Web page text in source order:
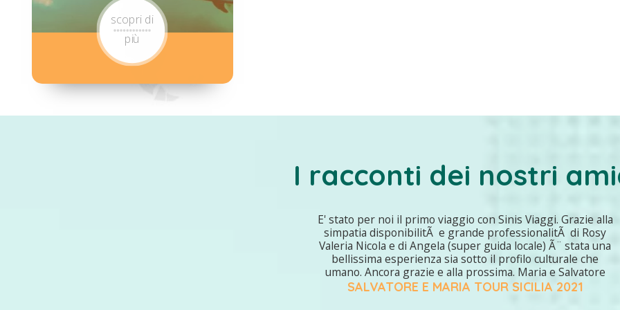
scopri di
più
I racconti dei nostri
E' stato per noi il primo viaggio con Sinis Viaggi. Grazie alla
simpatia disponibilitÃ e grande professionalitÃ di Rosy
Valeria Nicola e di Angela (super guida locale) Ã¨ stata una
bellissima esperienza sia sotto il profilo culturale che
umano. Ancora grazie e alla prossima. Maria e Salvatore
SALVATORE E MARIA TOUR SICILIA 2021